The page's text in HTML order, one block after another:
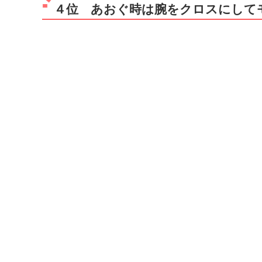
４位 あおぐ時は腕をクロスにして